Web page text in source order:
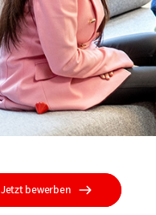
Jetzt bewerben